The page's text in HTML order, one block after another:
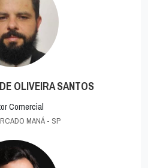
OLIVEIRA SANTOS
Comercial
MANÁ - SP